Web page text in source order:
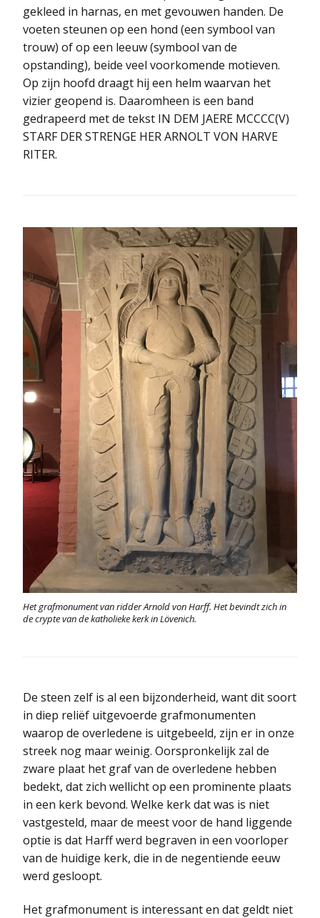
gekleed in harnas, en met gevouwen handen. De
voeten steunen op een hond (een symbool van
trouw) of op een leeuw (symbool van de
opstanding), beide veel voorkomende motieven.
Op zijn hoofd draagt hij een helm waarvan het
vizier geopend is. Daaromheen is een band
gedrapeerd met de tekst IN DEM JAERE MCCCC(V)
STARF DER STRENGE HER ARNOLT VON HARVE
RITER.
Het grafmonument van ridder Arnold von Harff. Het bevindt zich in
de crypte van de katholieke kerk in Lövenich.
De steen zelf is al een bijzonderheid, want dit soort
in diep reliëf uitgevoerde grafmonumenten
waarop de overledene is uitgebeeld, zijn er in onze
streek nog maar weinig. Oorspronkelijk zal de
zware plaat het graf van de overledene hebben
bedekt, dat zich wellicht op een prominente plaats
in een kerk bevond. Welke kerk dat was is niet
vastgesteld, maar de meest voor de hand liggende
optie is dat Harff werd begraven in een voorloper
van de huidige kerk, die in de negentiende eeuw
werd gesloopt.
Het grafmonument is interessant en dat geldt niet